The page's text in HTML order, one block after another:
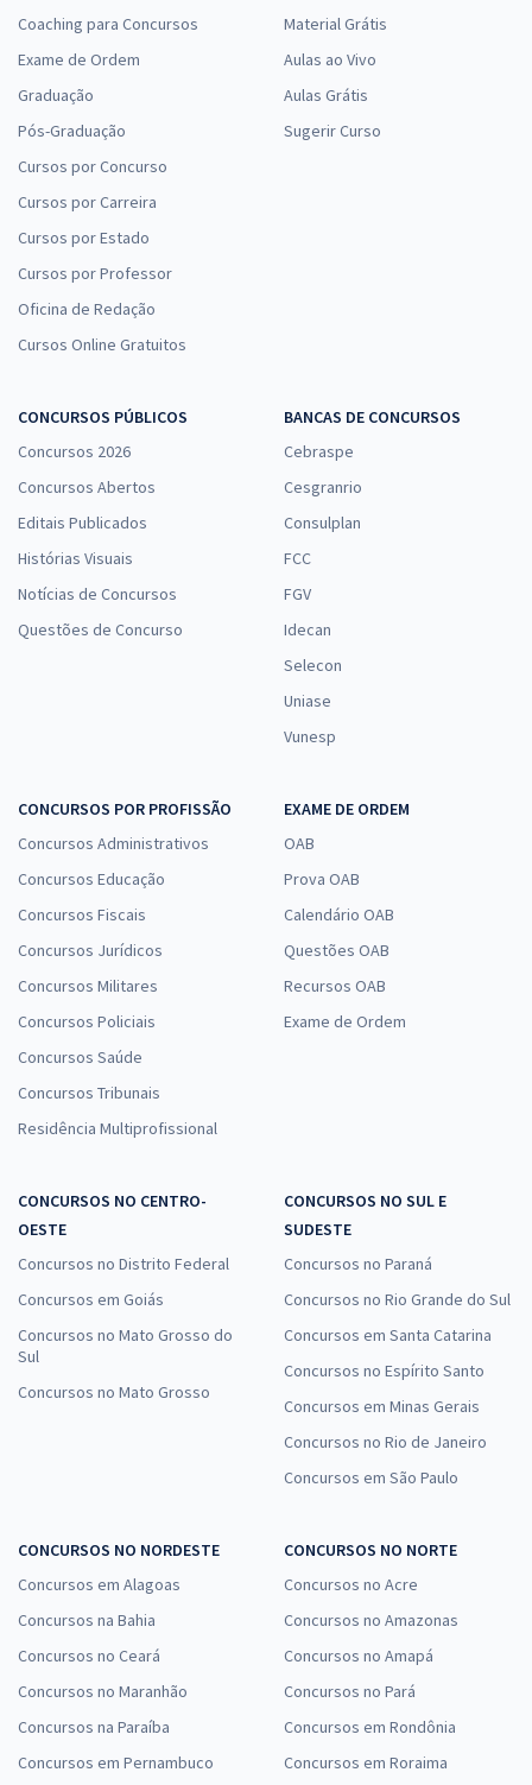
Coaching para Concursos
Exame de Ordem
Graduação
Pós-Graduação
Cursos por Concurso
Cursos por Carreira
Cursos por Estado
Cursos por Professor
Oficina de Redação
Cursos Online Gratuitos
Material Grátis
Aulas ao Vivo
Aulas Grátis
Sugerir Curso
CONCURSOS PÚBLICOS
Concursos 2026
Concursos Abertos
Editais Publicados
Histórias Visuais
Notícias de Concursos
Questões de Concurso
BANCAS DE CONCURSOS
Cebraspe
Cesgranrio
Consulplan
FCC
FGV
Idecan
Selecon
Uniase
Vunesp
CONCURSOS POR PROFISSÃO
Concursos Administrativos
Concursos Educação
Concursos Fiscais
Concursos Jurídicos
Concursos Militares
Concursos Policiais
Concursos Saúde
Concursos Tribunais
Residência Multiprofissional
EXAME DE ORDEM
OAB
Prova OAB
Calendário OAB
Questões OAB
Recursos OAB
Exame de Ordem
CONCURSOS NO CENTRO-
OESTE
Concursos no Distrito Federal
Concursos em Goiás
Concursos no Mato Grosso do
Sul
Concursos no Mato Grosso
CONCURSOS NO SUL E
SUDESTE
Concursos no Paraná
Concursos no Rio Grande do Sul
Concursos em Santa Catarina
Concursos no Espírito Santo
Concursos em Minas Gerais
Concursos no Rio de Janeiro
Concursos em São Paulo
CONCURSOS NO NORDESTE
Concursos em Alagoas
Concursos na Bahia
Concursos no Ceará
Concursos no Maranhão
Concursos na Paraíba
Concursos em Pernambuco
CONCURSOS NO NORTE
Concursos no Acre
Concursos no Amazonas
Concursos no Amapá
Concursos no Pará
Concursos em Rondônia
Concursos em Roraima